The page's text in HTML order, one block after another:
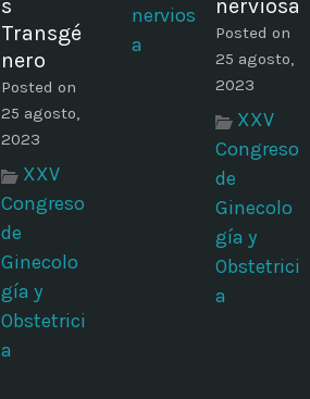
s
Transgé
nero
Posted on
25 agosto,
2023
XXV
Congreso
de
Ginecolo
gía y
Obstetrici
a
nerviosa
Posted on
25 agosto,
2023
XXV
Congreso
de
Ginecolo
gía y
Obstetrici
a